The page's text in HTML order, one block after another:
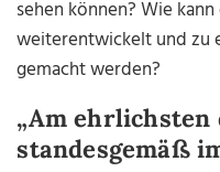
sehen können? Wie
weiterentwickelt und zu
gemacht werden?
„Am
standesgemäß